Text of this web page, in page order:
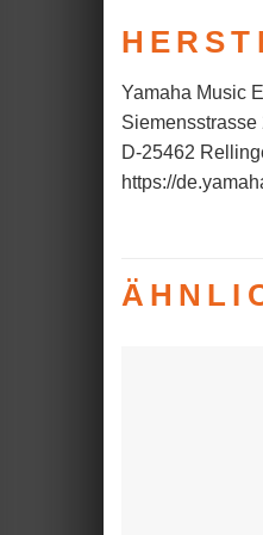
Yamaha Music
Siemensstrasse
D-25462
https://